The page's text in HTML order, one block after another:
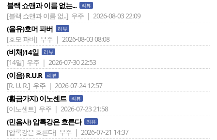
블랙 쇼맨과 이름 없는... 리뷰
[블랙 쇼맨과 이름 없..] 우주 | 2026-08-03 22:09
(을유)호머 파버 리뷰
[호모 파버] 우주 | 2026-08-03 08:08
(비채)14일 리뷰
[14일] 우주 | 2026-07-30 22:53
(이음) R.U.R 리뷰
[R. U. R.] 우주 | 2026-07-24 12:57
(황금가지) 이노센트 리뷰
[이노센트] 우주 | 2026-07-23 21:58
(민음사) 압록강은 흐른다 리뷰
[압록강은 흐른다] 우주 | 2026-07-21 14:37